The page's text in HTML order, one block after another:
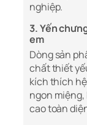
nghiệp.
3. Yến
em
Dòng sản
chất thiết
kích thích
ngon
cao toàn